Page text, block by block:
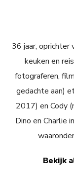
36 jaar, oprichter
keuken en
fotograferen,
gedachte aan)
2017) en Cody
Dino en Charlie
Bekijk